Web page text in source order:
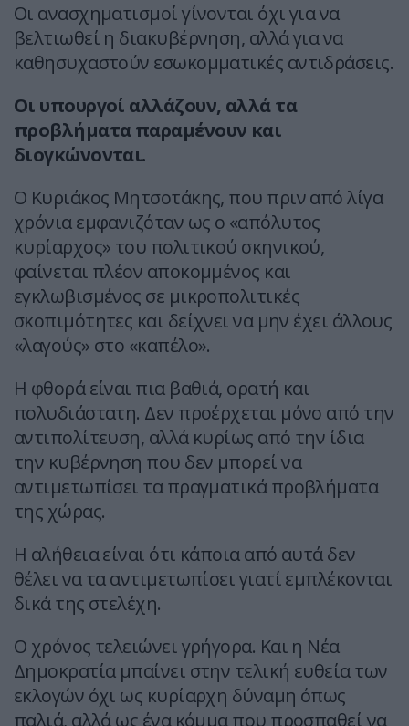
Οι ανασχηματισμοί γίνονται όχι για να
βελτιωθεί η διακυβέρνηση, αλλά για να
καθησυχαστούν εσωκομματικές αντιδράσεις.
Οι υπουργοί αλλάζουν, αλλά τα
προβλήματα παραμένουν και
διογκώνονται.
Ο Κυριάκος Μητσοτάκης, που πριν από λίγα
χρόνια εμφανιζόταν ως ο «απόλυτος
κυρίαρχος» του πολιτικού σκηνικού,
φαίνεται πλέον αποκομμένος και
εγκλωβισμένος σε μικροπολιτικές
σκοπιμότητες και δείχνει να μην έχει άλλους
«λαγούς» στο «καπέλο».
Η φθορά είναι πια βαθιά, ορατή και
πολυδιάστατη. Δεν προέρχεται μόνο από την
αντιπολίτευση, αλλά κυρίως από την ίδια
την κυβέρνηση που δεν μπορεί να
αντιμετωπίσει τα πραγματικά προβλήματα
της χώρας.
Η αλήθεια είναι ότι κάποια από αυτά δεν
θέλει να τα αντιμετωπίσει γιατί εμπλέκονται
δικά της στελέχη.
Ο χρόνος τελειώνει γρήγορα. Και η Νέα
Δημοκρατία μπαίνει στην τελική ευθεία των
εκλογών όχι ως κυρίαρχη δύναμη όπως
παλιά, αλλά ως ένα κόμμα που προσπαθεί να